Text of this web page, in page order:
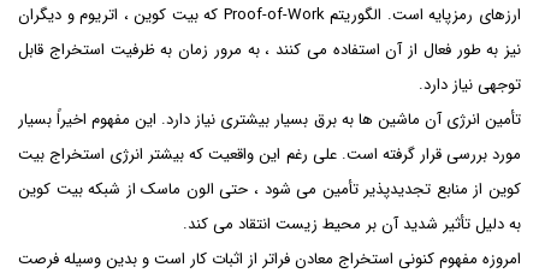
ارزهای رمزپایه است. الگوریتم Proof-of-Work که بیت کوین ، اتریوم و دیگران
نیز به طور فعال از آن استفاده می کنند ، به مرور زمان به ظرفیت استخراج قابل
توجهی نیاز دارد.
تأمین انرژی آن ماشین ها به برق بسیار بیشتری نیاز دارد. این مفهوم اخیراً بسیار
مورد بررسی قرار گرفته است. علی رغم این واقعیت که بیشتر انرژی استخراج بیت
کوین از منابع تجدیدپذیر تأمین می شود ، حتی الون ماسک از شبکه بیت کوین
به دلیل تأثیر شدید آن بر محیط زیست انتقاد می کند.
امروزه مفهوم کنونی استخراج معادن فراتر از اثبات کار است و بدین وسیله فرصت